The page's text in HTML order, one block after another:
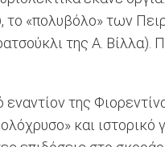
το «πολυβόλο» των
της Α. Βίλλα).
εναντίον της
και